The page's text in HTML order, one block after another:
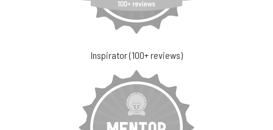
Inspirator (100+ reviews)